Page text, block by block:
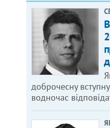
доброчесну
водночас